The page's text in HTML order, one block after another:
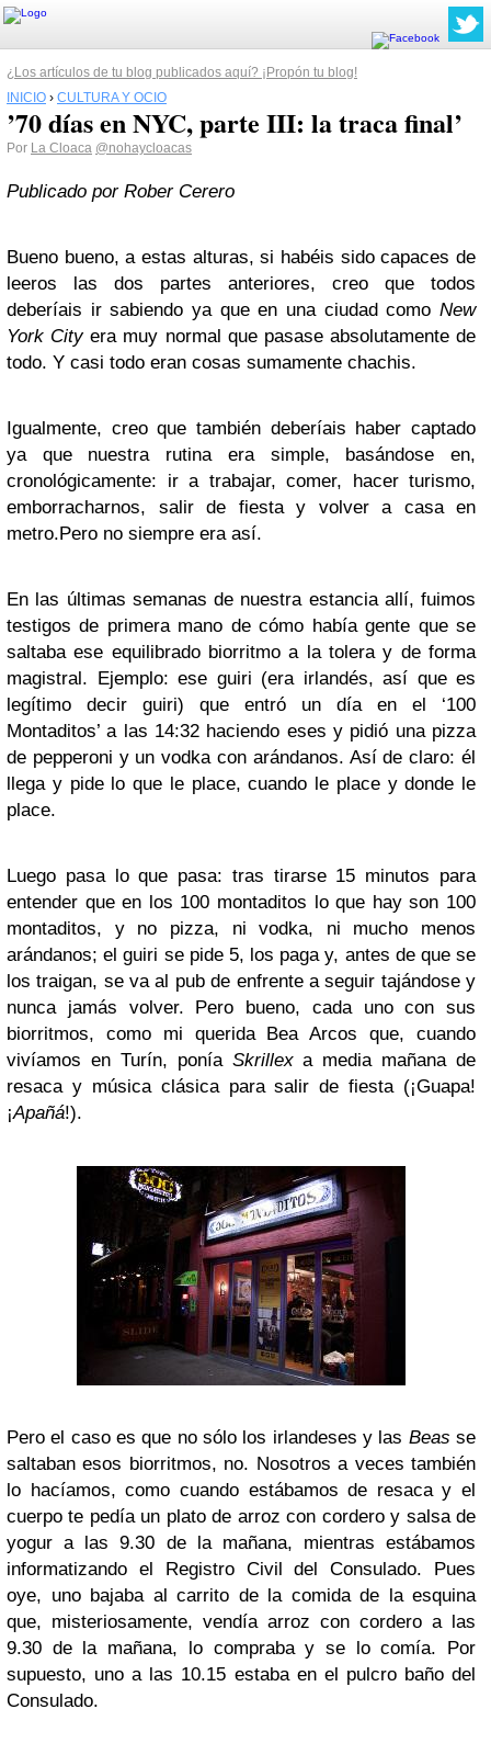
¿Los artículos de tu blog publicados aquí? ¡Propón tu blog!
INICIO › CULTURA Y OCIO
’70 días en NYC, parte III: la traca final’
Por La Cloaca @nohaycloacas
Publicado por Rober Cerero
Bueno bueno, a estas alturas, si habéis sido capaces de
leeros las dos partes anteriores, creo que todos
deberíais ir sabiendo ya que en una ciudad como New
York Cityera muy normal que pasase absolutamente de
todo. Y casi todo eran cosas sumamente chachis.
Igualmente, creo que también deberíais haber captado
ya que nuestra rutina era simple, basándose en,
cronológicamente: ir a trabajar, comer, hacer turismo,
emborracharnos, salir de fiesta y volver a casa en
metro.Pero no siempre era así.
En las últimas semanas de nuestra estancia allí, fuimos
testigos de primera mano de cómo había gente que se
saltaba ese equilibrado biorritmo a la tolera y de forma
magistral. Ejemplo: ese guiri (era irlandés, así que es
legítimo decir guiri) que entró un día en el ‘100
Montaditos’ a las 14:32 haciendo eses y pidió una pizza
de pepperoni y un vodka con arándanos. Así de claro: él
llega y pide lo que le place, cuando le place y donde le
place.
Luego pasa lo que pasa: tras tirarse 15 minutos para
entender que en los 100 montaditos lo que hay son 100
montaditos, y no pizza, ni vodka, ni mucho menos
arándanos; el guiri se pide 5, los paga y, antes de que se
los traigan, se va al pub de enfrente a seguir tajándose y
nunca jamás volver. Pero bueno, cada uno con sus
biorritmos, como mi querida Bea Arcos que, cuando
vivíamos en Turín, ponía Skrillexa media mañana de
resaca y música clásica para salir de fiesta (¡Guapa!
¡Apañá!).
Pero el caso es que no sólo los irlandeses y las Beas se
saltaban esos biorritmos, no. Nosotros a veces también
lo hacíamos, como cuando estábamos de resaca y el
cuerpo te pedía un plato de arroz con cordero y salsa de
yogur a las 9.30 de la mañana, mientras estábamos
informatizando el Registro Civil del Consulado. Pues
oye, uno bajaba al carrito de la comida de la esquina
que, misteriosamente, vendía arroz con cordero a las
9.30 de la mañana, lo compraba y se lo comía. Por
supuesto, uno a las 10.15 estaba en el pulcro baño del
Consulado.